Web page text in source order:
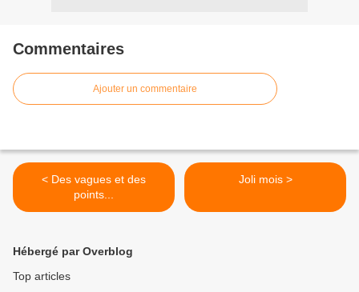
Commentaires
Ajouter un commentaire
< Des vagues et des
points...
Joli mois >
Hébergé par Overblog
Top articles